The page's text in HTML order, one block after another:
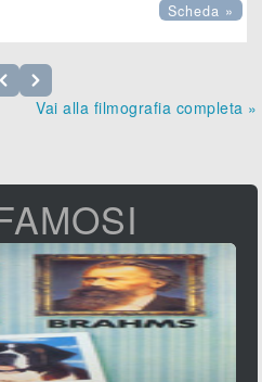
Scheda »
Vai alla filmografia completa »